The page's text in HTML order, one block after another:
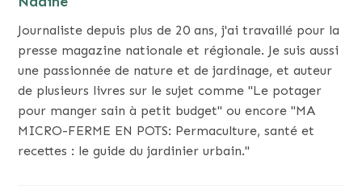
Journaliste depuis plus de 20 ans, j'ai travaillé pour la
presse magazine nationale et régionale. Je suis aussi
une passionnée de nature et de jardinage, et auteur
de plusieurs livres sur le sujet comme "Le potager
pour manger sain à petit budget" ou encore "MA
MICRO-FERME EN POTS: Permaculture, santé et
recettes : le guide du jardinier urbain."